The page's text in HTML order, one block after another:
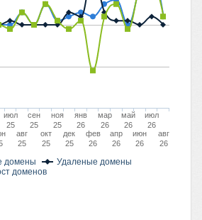
домены
Удаленые домены
доменов
июл
25
авг
25
сен
25
окт
25
ноя
25
дек
25
янв
26
фев
26
мар
26
апр
26
май
26
июн
26
июл
26
авг
26